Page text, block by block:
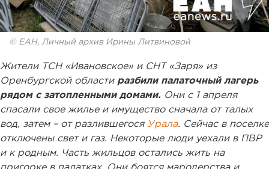
© ЕАН, Личный архив Ирины Литвиновой
Жители ТСН «Ивановское» и СНТ «Заря» из
Оренбургской области разбили палаточный лагерь
рядом с затопленными домами. Они с 1 апреля
спасали свое жилье и имущество сначала от талых
вод, затем – от разлившегося Урала. Сейчас в поселке
отключены свет и газ. Некоторые люди уехали в ПВР
и к родным. Часть жильцов остались жить на